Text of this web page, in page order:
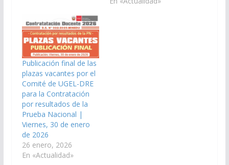
Publicación final de las
plazas vacantes por el
Comité de UGEL-DRE
para la Contratación
por resultados de la
Prueba Nacional |
Viernes, 30 de enero
de 2026
26 enero, 2026
En «Actualidad»